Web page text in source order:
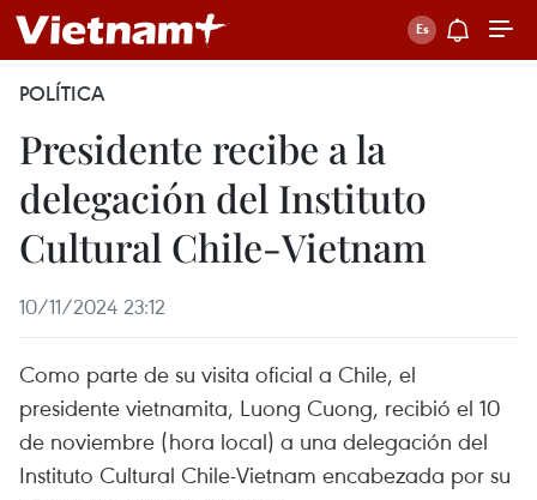
POLÍTICA
Presidente recibe a la
delegación del Instituto
Cultural Chile-Vietnam
10/11/2024 23:12
Como parte de su visita oficial a Chile, el
presidente vietnamita, Luong Cuong, recibió el 10
de noviembre (hora local) a una delegación del
Instituto Cultural Chile-Vietnam encabezada por su